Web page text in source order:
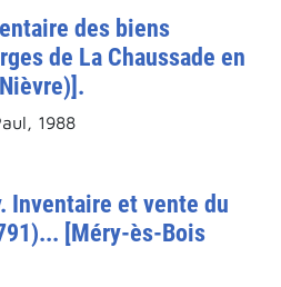
des biens
de La Chaussade en
1988
Inventaire et vente du
[Méry-ès-Bois